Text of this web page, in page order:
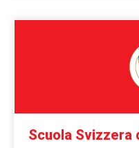
Scuola Svizzera